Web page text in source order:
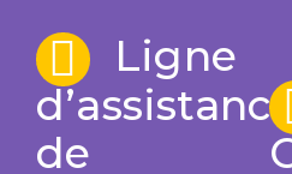
Ligne
de